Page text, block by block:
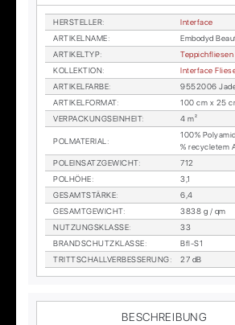
HER­STEL­LER:
In­ter­face
AR­TI­KEL­NA­ME:
Em­bo­dyd
AR­TI­KEL­TYP:
Tep­pich­flie­sen
KOL­LEK­TI­ON:
In­ter­face
AR­TI­KEL­FAR­BE:
9552006
AR­TI­KEL­FOR­MAT:
100 cm x 25
VER­PA­CKUNGS­EIN­HEIT: 4 m²
POL­MA­TE­RI­AL :
100%
% re­cy­cle­tem
POL­EIN­SATZ­GE­WICHT:
712
POL­HÖ­HE:
3,1
GE­SAMT­STÄR­KE:
6,4
GE­SAMT­GE­WICHT:
3838 g / qm
NUT­ZUNGS­KLAS­SE:
33
BRAND­SCHUTZ­KLAS­SE:
Bfl-S1
TRITT­SCHALL­VER­BES­SE­RUNG: 27 dB
BESCHREIBUNG